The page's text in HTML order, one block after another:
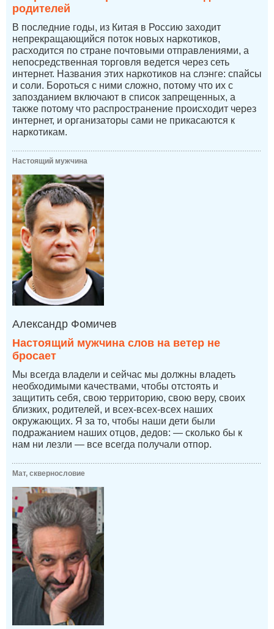
родителей
В последние годы, из Китая в Россию заходит
непрекращающийся поток новых наркотиков,
расходится по стране почтовыми отправлениями, а
непосредственная торговля ведется через сеть
интернет. Названия этих наркотиков на слэнге: спайсы
и соли. Бороться с ними сложно, потому что их с
запозданием включают в список запрещенных, а
также потому что распространение происходит через
интернет, и организаторы сами не прикасаются к
наркотикам.
Настоящий мужчина
Александр Фомичев
Настоящий мужчина слов на ветер не
бросает
Мы всегда владели и сейчас мы должны владеть
необходимыми качествами, чтобы отстоять и
защитить себя, свою территорию, свою веру, своих
близких, родителей, и всех-всех-всех наших
окружающих. Я за то, чтобы наши дети были
подражанием наших отцов, дедов: — сколько бы к
нам ни лезли — все всегда получали отпор.
Мат, сквернословие